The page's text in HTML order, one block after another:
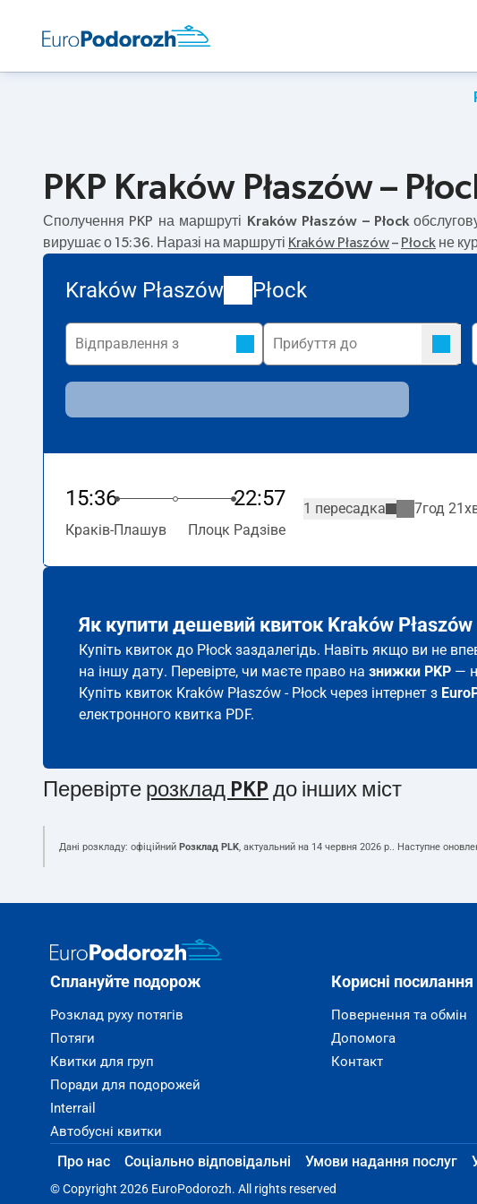
PKP Kraków Płaszów –
Сполучення PKP на маршруті Kraków Płaszów – Płock
вирушає о 15:36. Наразі на маршруті Kraków Płaszów– Płock не
Kraków Płaszów Płock
15:36 22:57
Краків-Плашув Плоцк Радзіве
1 пересадка 7год
Як купити дешевий квиток Kraków Płaszów
Купіть квиток до Płock заздалегідь. Навіть якщо ви не
на іншу дату. Перевірте, чи маєте право на знижки PKP —
Купіть квиток Kraków Płaszów - Płock через інтернет з
електронного квитка PDF.
Перевірте розклад PKP до інших міст
Дані розкладу: офіційний Розклад PLK, актуальний на 14 червня 2026 р.. Наступне
Сплануйте подорож
Розклад руху потягів
Потяги
Квитки для груп
Поради для подорожей
Interrail
Автобусні квитки
Корисні посилання
Повернення та обмін
Допомога
Контакт
Про нас Соціально відповідальні Умови надання послуг
© Copyright 2026 EuroPodorozh. All rights reserved